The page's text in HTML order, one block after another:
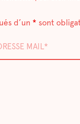
d’un * sont